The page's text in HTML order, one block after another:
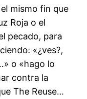
mismo fin que
Roja o el
pecado, para
«¿ves?,
o «hago lo
contra la
The Reuse…